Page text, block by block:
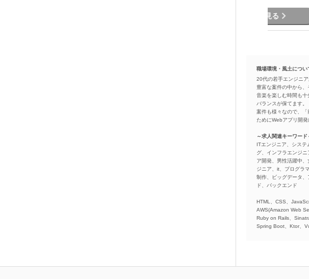
詳細を見る
職場環境・風土につい
20代の若手エンジニ
豊富な案件の中から
音楽を楽しむ時間も
バランスが保てます。
案件も様々なので、
ためにWebアプリ開
～求人関連キーワード
ITエンジニア、シス
グ、インフラエンジ
ア開発、男性活躍中
ジニア、it、プログラ
制作、ビッグデータ
ド、バックエンド
HTML、CSS、
AWS(Amazon Web
Ruby on Rails、
Spring Boot、Ktor、